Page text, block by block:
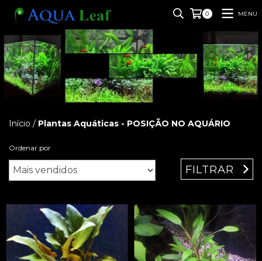
0 MENU
Início / Plantas Aquáticas - POSIÇÃO NO AQUÁRIO
Ordenar por
FILTRAR